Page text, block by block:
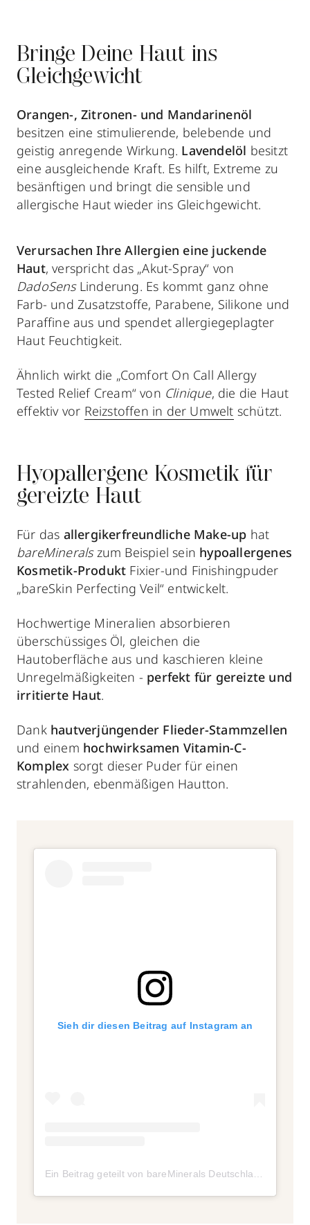
Bringe Deine Haut ins
Gleichgewicht
Orangen-, Zitronen- und Mandarinenöl
besitzen eine stimulierende, belebende und
geistig anregende Wirkung. Lavendelöl besitzt
eine ausgleichende Kraft. Es hilft, Extreme zu
besänftigen und bringt die sensible und
allergische Haut wieder ins Gleichgewicht.
Verursachen Ihre Allergien eine juckende
Haut, verspricht das „Akut-Spray“ von
DadoSensLinderung. Es kommt ganz ohne
Farb- und Zusatzstoffe, Parabene, Silikone und
Paraffine aus und spendet allergiegeplagter
Haut Feuchtigkeit.
Ähnlich wirkt die „Comfort On Call Allergy
Tested Relief Cream“ von Clinique, die die Haut
effektiv vor Reizstoffen in der Umwelt schützt.
Hyopallergene Kosmetik für
gereizte Haut
Für das allergikerfreundliche Make-up hat
bareMineralszum Beispiel sein hypoallergenes
Kosmetik-Produkt Fixier-und Finishingpuder
„bareSkin Perfecting Veil“ entwickelt.
Hochwertige Mineralien absorbieren
überschüssiges Öl, gleichen die
Hautoberfläche aus und kaschieren kleine
Unregelmäßigkeiten - perfekt für gereizte und
irritierte Haut.
Dank hautverjüngender Flieder-Stammzellen
und einem hochwirksamen Vitamin-C-
Komplex sorgt dieser Puder für einen
strahlenden, ebenmäßigen Hautton.
Sieh dir diesen Beitrag auf Instagram an
Ein Beitrag geteilt von bareMinerals Deutschland (@bareminerals_de)